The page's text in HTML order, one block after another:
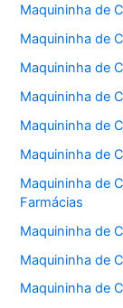
Maquininha de
Maquininha de
Maquininha de
Maquininha de
Maquininha de
Maquininha de
Maquininha de
Farmácias
Maquininha de
Maquininha de
Maquininha de